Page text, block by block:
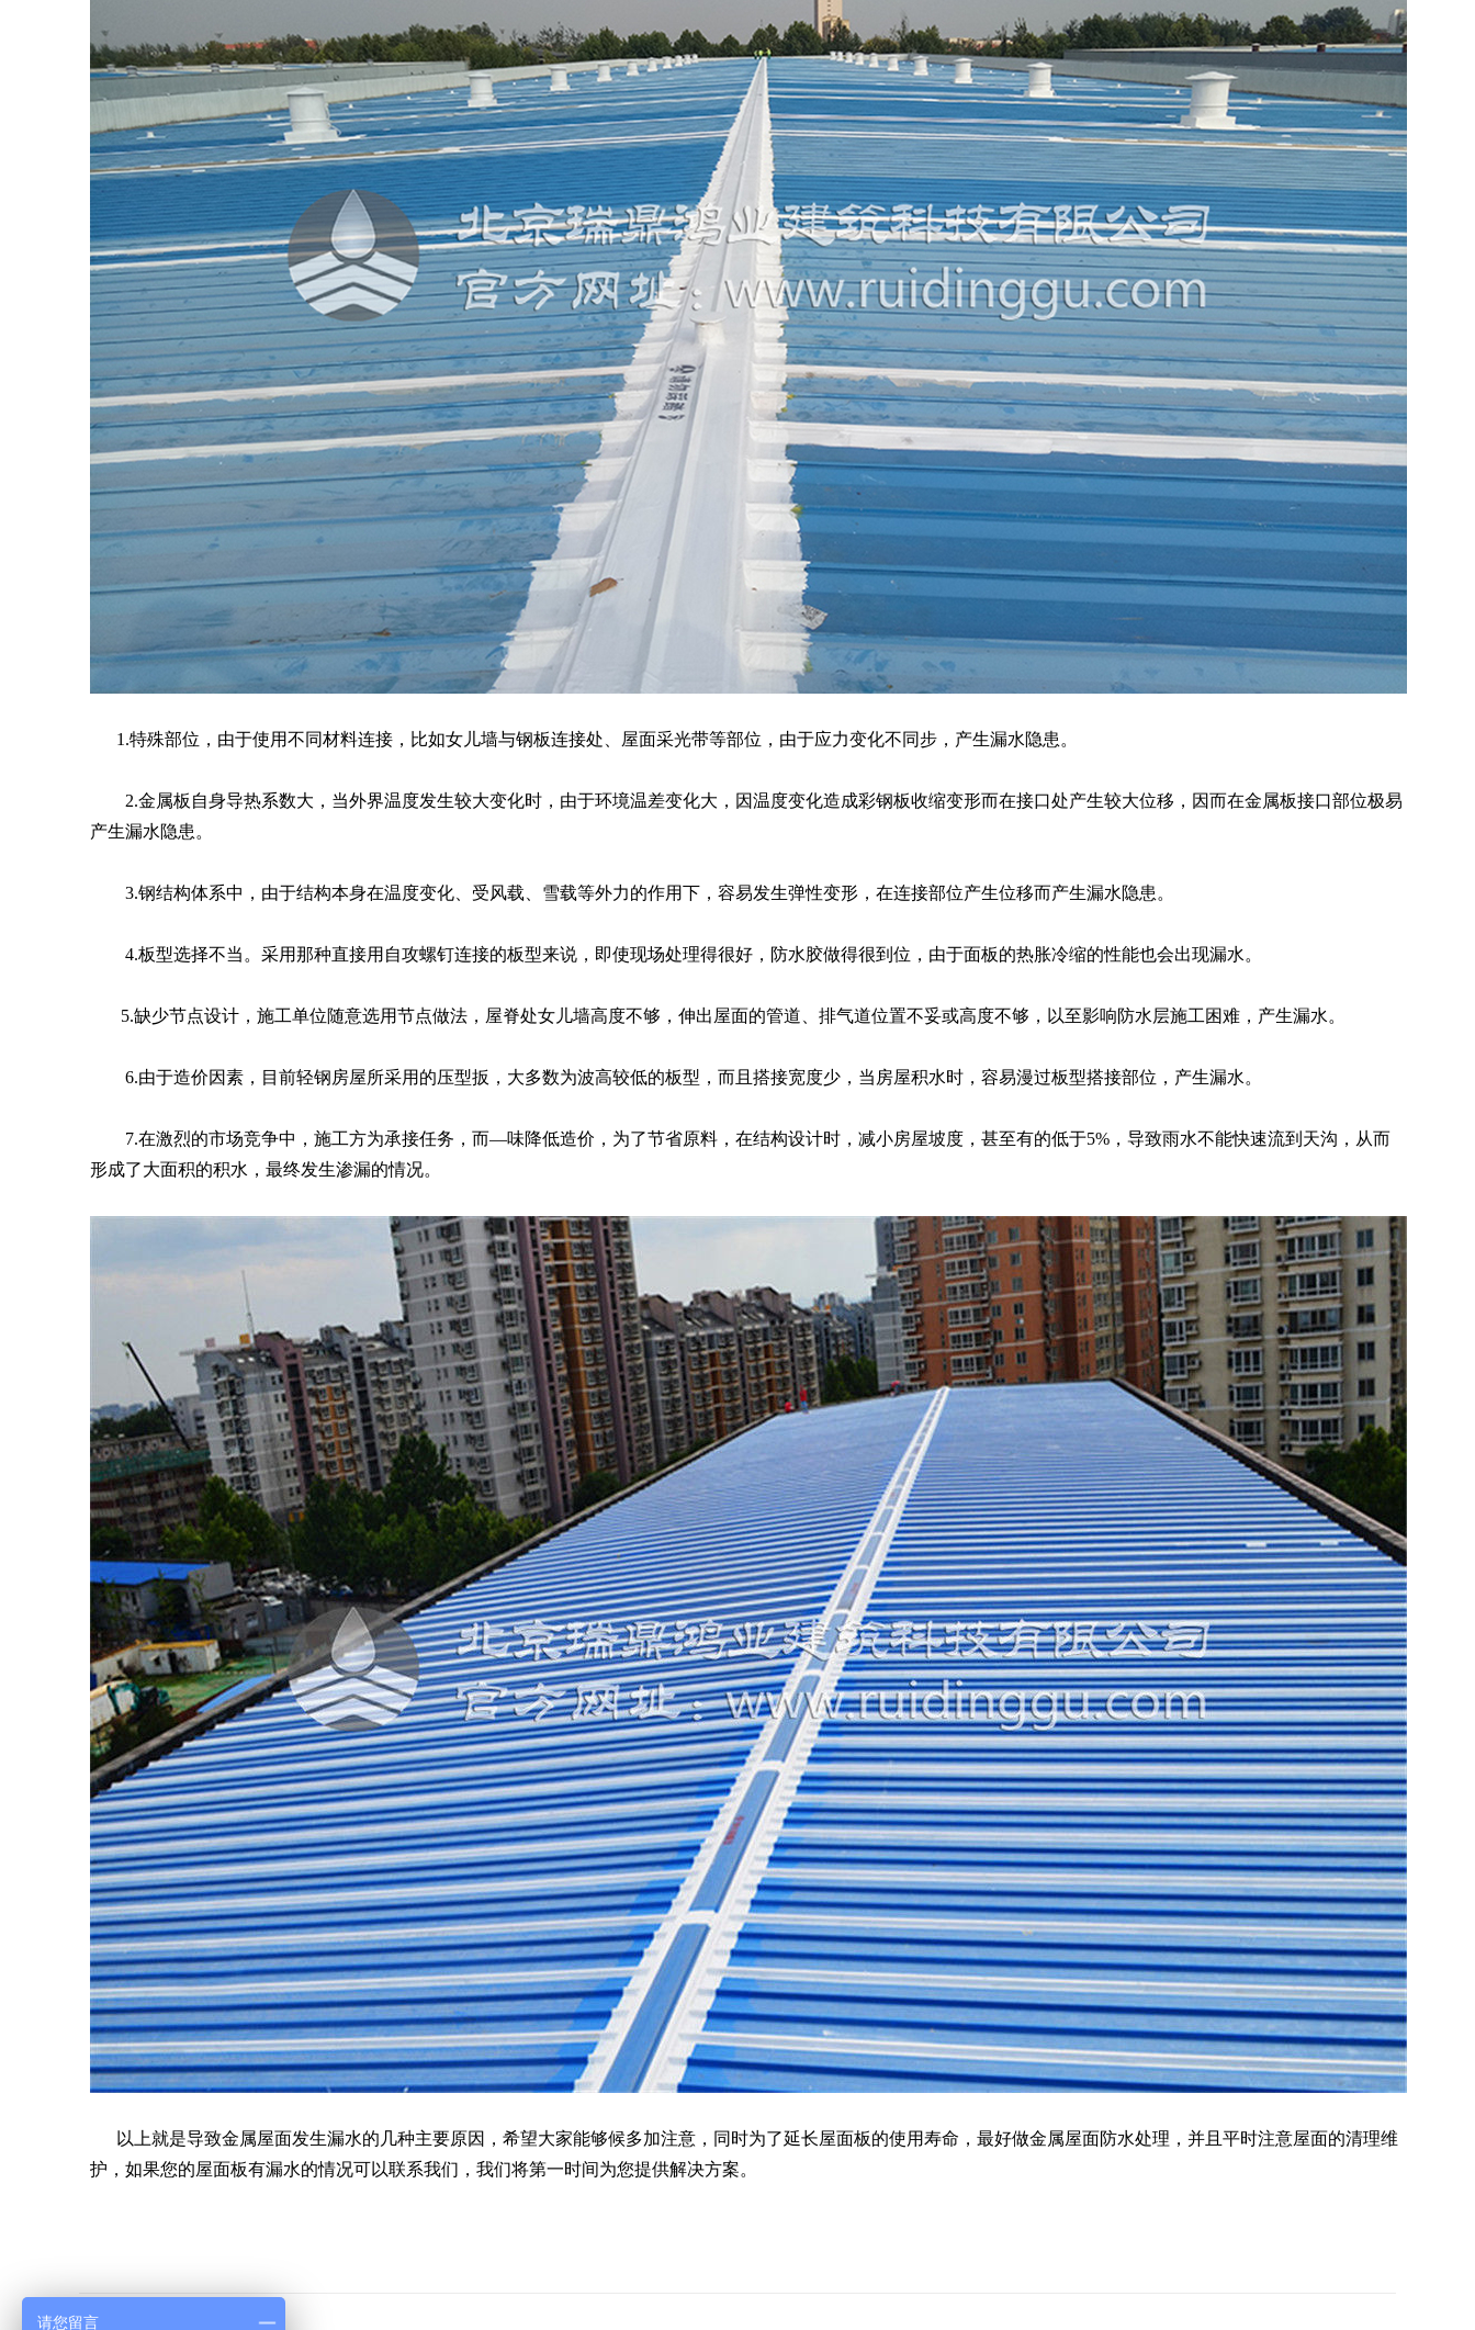
1.特殊部位，由于使用不同材料连接，比如女儿墙与钢板连接处、屋面采光带等部位，由于应力变化不同步，产生漏水隐患。
2.金属板自身导热系数大，当外界温度发生较大变化时，由于环境温差变化大，因温度变化造成彩钢板收缩变形而在接口处产生较大位移，因而在金属板接口部位极易
产生漏水隐患。
3.钢结构体系中，由于结构本身在温度变化、受风载、雪载等外力的作用下，容易发生弹性变形，在连接部位产生位移而产生漏水隐患。
4.板型选择不当。采用那种直接用自攻螺钉连接的板型来说，即使现场处理得很好，防水胶做得很到位，由于面板的热胀冷缩的性能也会出现漏水。
5.缺少节点设计，施工单位随意选用节点做法，屋脊处女儿墙高度不够，伸出屋面的管道、排气道位置不妥或高度不够，以至影响防水层施工困难，产生漏水。
6.由于造价因素，目前轻钢房屋所采用的压型扳，大多数为波高较低的板型，而且搭接宽度少，当房屋积水时，容易漫过板型搭接部位，产生漏水。
7.在激烈的市场竞争中，施工方为承接任务，而—味降低造价，为了节省原料，在结构设计时，减小房屋坡度，甚至有的低于5%，导致雨水不能快速流到天沟，从而
形成了大面积的积水，最终发生渗漏的情况。
以上就是导致金属屋面发生漏水的几种主要原因，希望大家能够候多加注意，同时为了延长屋面板的使用寿命，最好做金属屋面防水处理，并且平时注意屋面的清理维
护，如果您的屋面板有漏水的情况可以联系我们，我们将第一时间为您提供解决方案。
请您留言